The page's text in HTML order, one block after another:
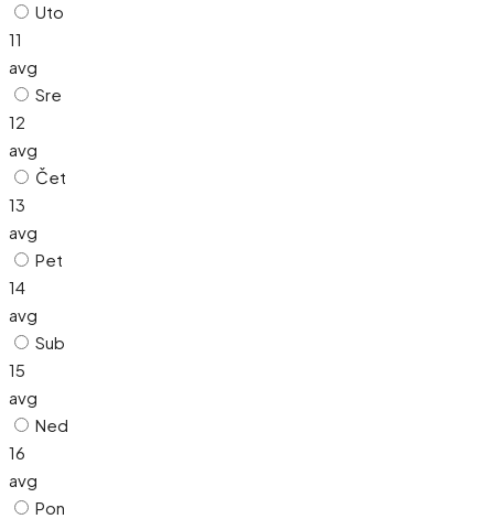
Uto
11
avg
Sre
12
avg
Čet
13
avg
Pet
14
avg
Sub
15
avg
Ned
16
avg
Pon